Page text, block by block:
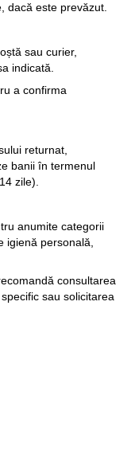
dacă este prevăzut.
sau curier,
indicată.
a confirma
returnat,
banii în termenul
zile).
anumite categorii
igienă personală,
consultarea
sau solicitarea